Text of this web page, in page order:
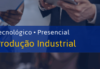
• Presencial
Industrial